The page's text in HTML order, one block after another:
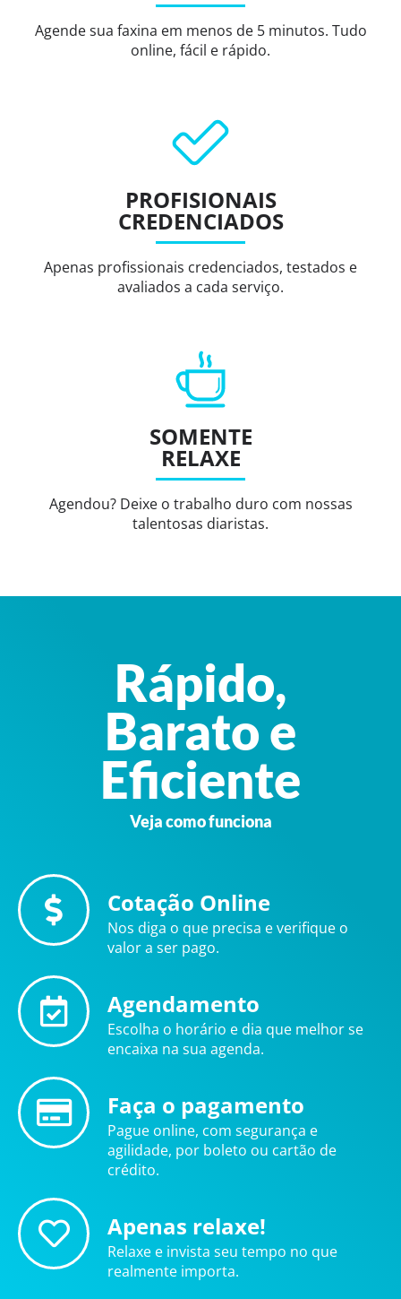
Agende sua faxina em menos de 5 minutos. Tudo
online, fácil e rápido.
PROFISIONAIS
CREDENCIADOS
Apenas profissionais credenciados, testados e
avaliados a cada serviço.
SOMENTE
RELAXE
Agendou? Deixe o trabalho duro com nossas
talentosas diaristas.
Rápido,
Barato e
Eficiente
Veja como funciona
Cotação Online
Nos diga o que precisa e verifique o
valor a ser pago.
Agendamento
Escolha o horário e dia que melhor se
encaixa na sua agenda.
Faça o pagamento
Pague online, com segurança e
agilidade, por boleto ou cartão de
crédito.
Apenas relaxe!
Relaxe e invista seu tempo no que
realmente importa.